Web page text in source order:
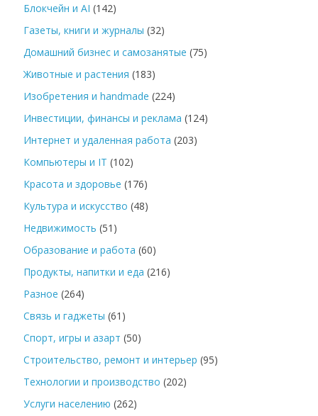
Блокчейн и AI (142)
Газеты, книги и журналы (32)
Домашний бизнес и самозанятые (75)
Животные и растения (183)
Изобретения и handmade (224)
Инвестиции, финансы и реклама (124)
Интернет и удаленная работа (203)
Компьютеры и IT (102)
Красота и здоровье (176)
Культура и искусство (48)
Недвижимость (51)
Образование и работа (60)
Продукты, напитки и еда (216)
Разное (264)
Связь и гаджеты (61)
Спорт, игры и азарт (50)
Строительство, ремонт и интерьер (95)
Технологии и производство (202)
Услуги населению (262)